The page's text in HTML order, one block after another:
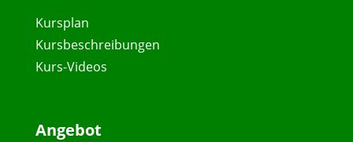
Kursplan
Kursbeschreibungen
Kurs-Videos
Angebot